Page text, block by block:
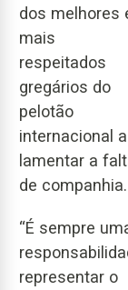
dos melhores
mais
respeitados
gregários do
pelotão
internacional a
lamentar a
de companhia.
“É sempre
representar o